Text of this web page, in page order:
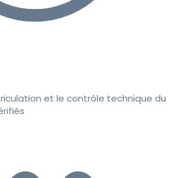
et le contrôle technique du